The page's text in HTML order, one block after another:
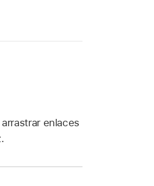
enlaces